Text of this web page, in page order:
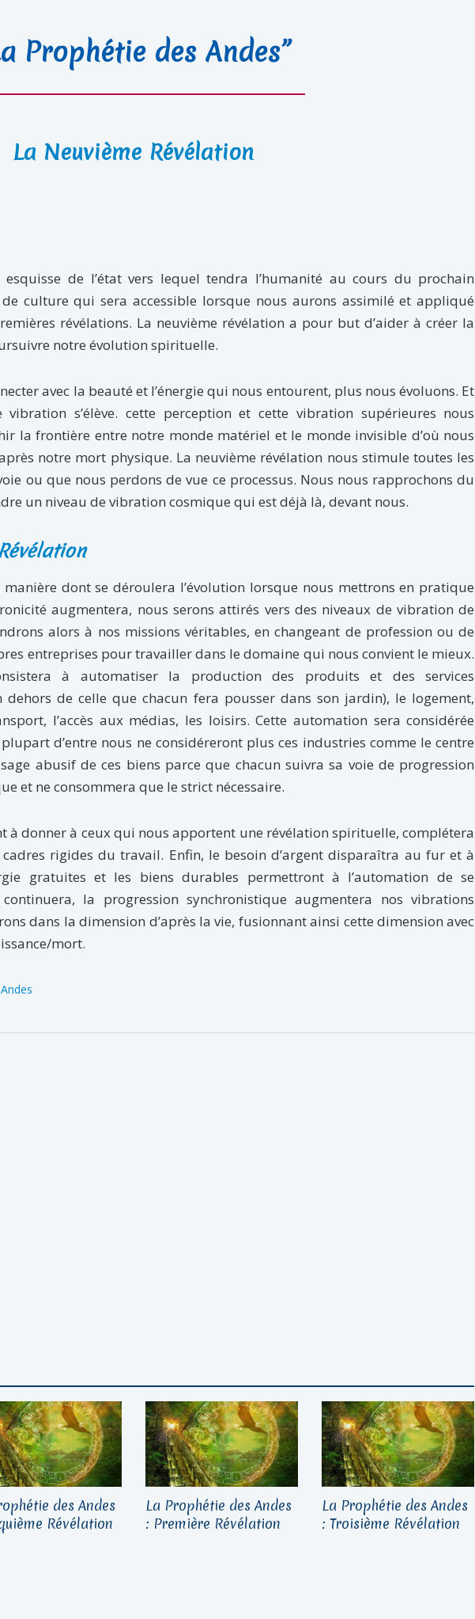
Prophétie des Andes”
La Neuvième Révélation
de l’état vers lequel tendra l’humanité au cours du prochain
culture qui sera accessible lorsque nous aurons assimilé et appliqué
révélations. La neuvième révélation a pour but d’aider à créer la
notre évolution spirituelle.
avec la beauté et l’énergie qui nous entourent, plus nous évoluons. Et
s’élève. cette perception et cette vibration supérieures nous
la frontière entre notre monde matériel et le monde invisible d’où nous
notre mort physique. La neuvième révélation nous stimule toutes les
ou que nous perdons de vue ce processus. Nous nous rapprochons du
un niveau de vibration cosmique qui est déjà là, devant nous.
dont se déroulera l’évolution lorsque nous mettrons en pratique
augmentera, nous serons attirés vers des niveaux de vibration de
alors à nos missions véritables, en changeant de profession ou de
entreprises pour travailler dans le domaine qui nous convient le mieux.
à automatiser la production des produits et des services
de celle que chacun fera pousser dans son jardin), le logement,
l’accès aux médias, les loisirs. Cette automation sera considérée
d’entre nous ne considéreront plus ces industries comme le centre
abusif de ces biens parce que chacun suivra sa voie de progression
et ne consommera que le strict nécessaire.
à donner à ceux qui nous apportent une révélation spirituelle, complétera
rigides du travail. Enfin, le besoin d’argent disparaîtra au fur et à
gratuites et les biens durables permettront à l’automation de se
continuera, la progression synchronistique augmentera nos vibrations
dans la dimension d’après la vie, fusionnant ainsi cette dimension avec
mort.
des Andes
Révélation
La Prophétie des Andes
: Première Révélation
La Prophétie des Andes
: Troisième Révélation